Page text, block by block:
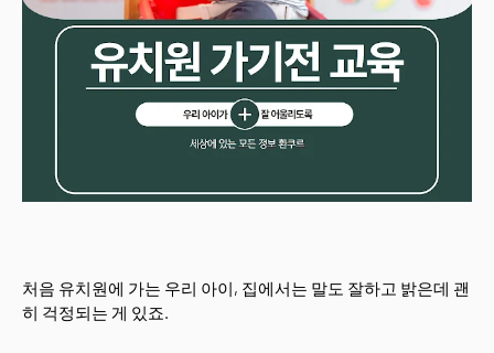
처음 유치원에 가는 우리 아이, 집에서는 말도 잘하고 밝은데 괜
히 걱정되는 게 있죠.